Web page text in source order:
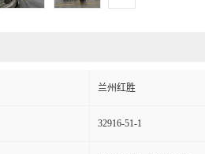
兰州红胜
32916-51-1